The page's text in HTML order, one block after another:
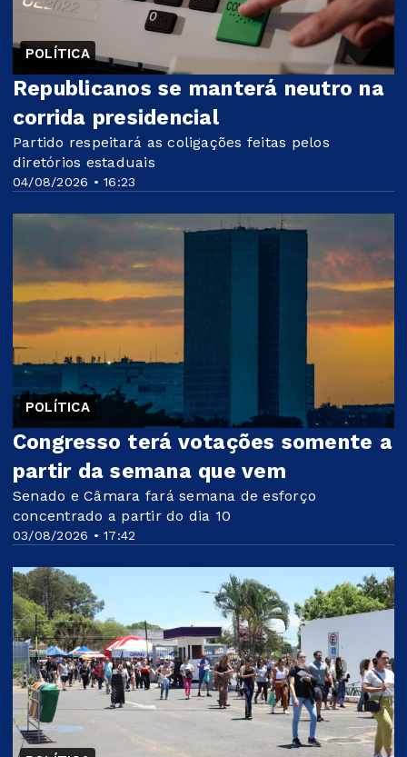
POLÍTICA
04/08/2026 • 16:23
Republicanos se manterá neutro na
corrida presidencial
Partido respeitará as coligações feitas pelos
diretórios estaduais
POLÍTICA
03/08/2026 • 17:42
Congresso terá votações somente a
partir da semana que vem
Senado e Câmara fará semana de esforço
concentrado a partir do dia 10